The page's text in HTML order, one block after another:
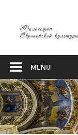
content
Европейской
MENU